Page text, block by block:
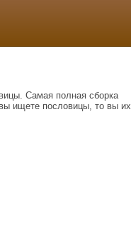
Самая полная сборка
ищете пословицы, то вы их